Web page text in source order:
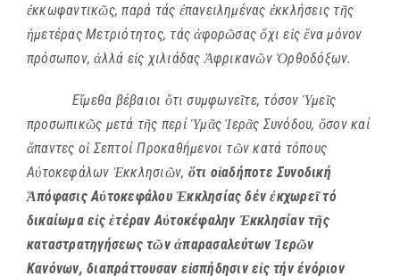
ἐκκωφαντικῶς, παρά τάς ἐπανειλημένας ἐκκλήσεις τῆς
ἡμετέρας Μετριότητος, τάςἀφορῶσαςὄχι εἰςἕνα μόνον
πρόσωπον,ἀλλά εἰς χιλιάδαςἈφρικανῶν Ὀρθοδόξων.
Εἴμεθα βέβαιοι ὅτι συμφωνεῖτε, τόσον Ὑμεῖς
προσωπικῶς μετά τῆς περίὙμᾶςἹερᾶς Συνόδου, ὅσον καί
ἄπαντες οἱ Σεπτοί Προκαθήμενοι τῶν κατά τόπους
Αὐτοκεφάλων Ἐκκλησιῶν, ὅτι οἱαδήποτε Συνοδική
Ἀπόφασις ΑὐτοκεφάλουἘκκλησίας δένἐκχωρεῖτό
δικαίωμα εἰςἑτέραν Αὐτοκέφαλην Ἐκκλησίαν τῆς
καταστρατηγήσεως τῶνἀπαρασαλεύτων Ἱερῶν
Κανόνων, διαπράττουσαν εἰσπήδησιν εἰς τήν ένόριον